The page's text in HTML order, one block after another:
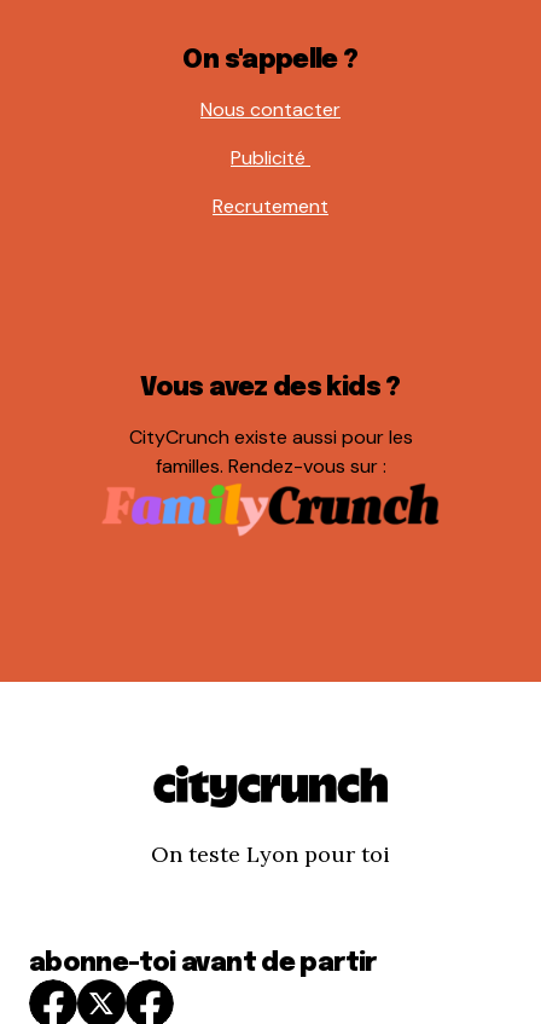
On s'appelle ?
Nous contacter
Publicité
Recrutement
Vous avez des kids ?
CityCrunch existe aussi pour les
familles. Rendez-vous sur :
On teste Lyon pour toi
abonne-toi avant de partir